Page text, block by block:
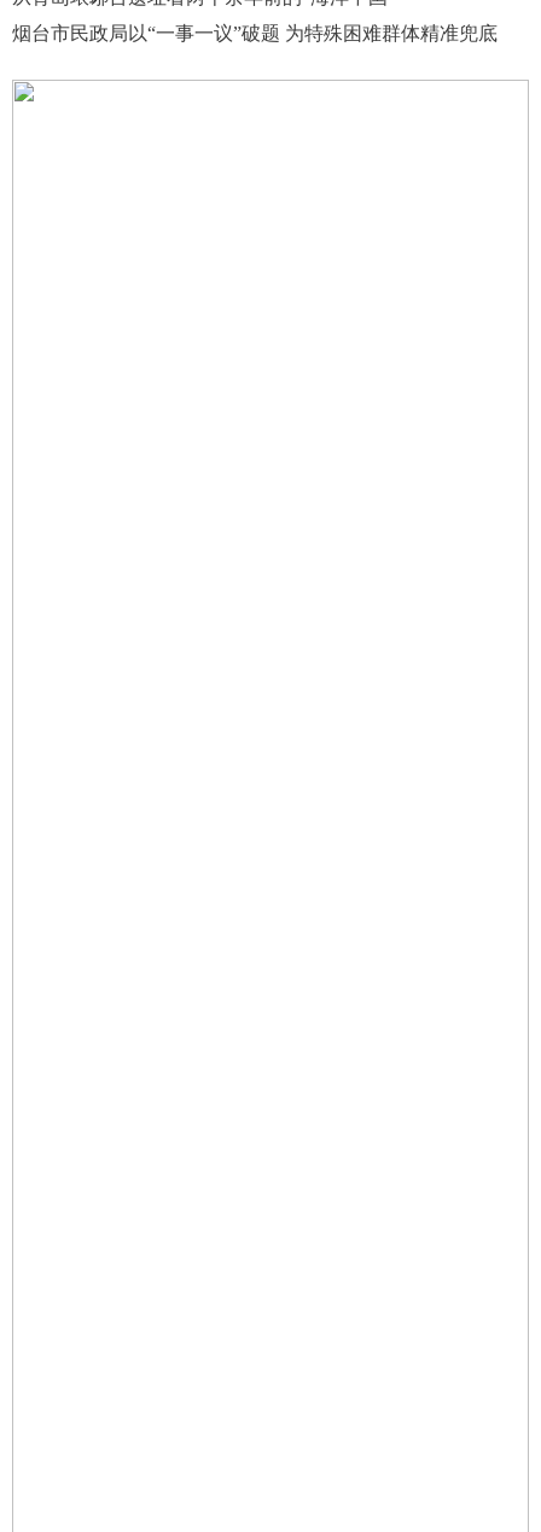
烟台市民政局以“一事一议”破题 为特殊困难群体精准兜底